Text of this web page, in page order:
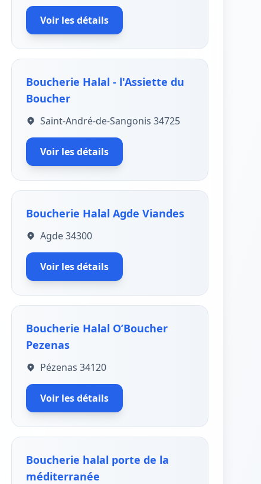
Voir les détails
Boucherie Halal - l'Assiette du
Boucher
Saint-André-de-Sangonis 34725
Voir les détails
Boucherie Halal Agde Viandes
Agde 34300
Voir les détails
Boucherie Halal O’Boucher
Pezenas
Pézenas 34120
Voir les détails
Boucherie halal porte de la
méditerranée